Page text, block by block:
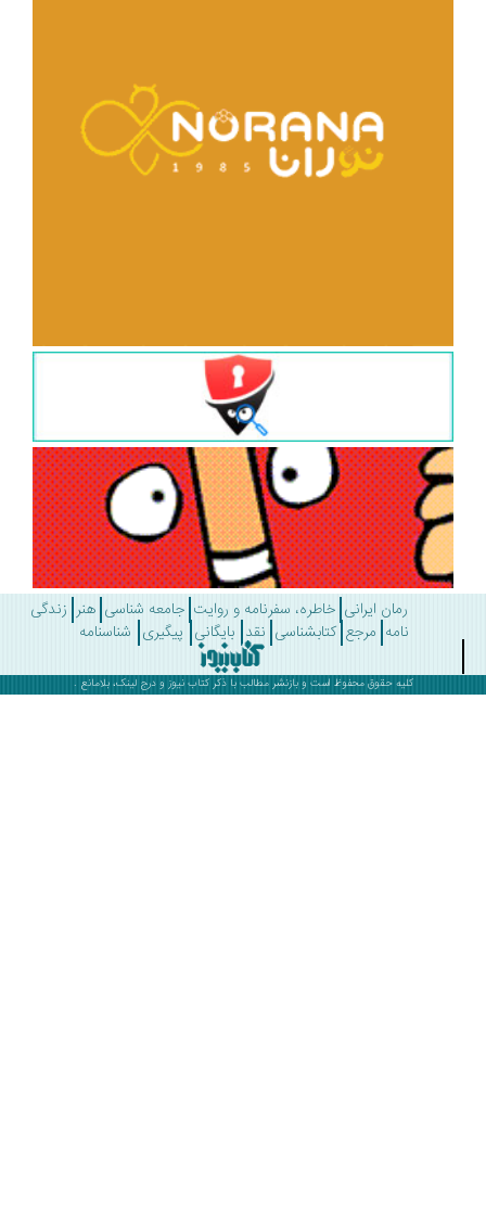
رمان ایرانی خاطره، سفرنامه و روایت جامعه شناسی هنر زندگی
مرجع کتابشناسی نقد بایگانی پیگیری شناسنامه
کلیه حقوق محفوظ است و بازنشر مطالب با ذکرکتاب نیوز و درج لینک، بلامانع .